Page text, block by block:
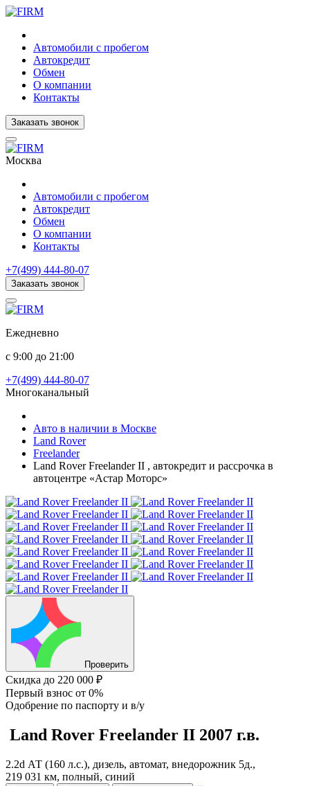
Автомобили с пробегом
Автокредит
Обмен
О компании
Контакты
Заказать звонок
Москва
Автомобили с пробегом
Автокредит
Обмен
О компании
Контакты
+7(499) 444-80-07
Заказать звонок
Ежедневно
с 9:00 до 21:00
+7(499) 444-80-07
Многоканальный
Авто в наличии в Москве
Land Rover
Freelander
Land Rover Freelander II , автокредит и рассрочка в
автоцентре «Астар Моторс»
Проверить
Скидка до 220 000 ₽
Первый взнос от 0%
Одобрение по паспорту и в/у
Land Rover Freelander II 2007 г.в.
2.2d АТ (160 л.с.), дизель, автомат, внедорожник 5д.,
219 031 км, полный, синий